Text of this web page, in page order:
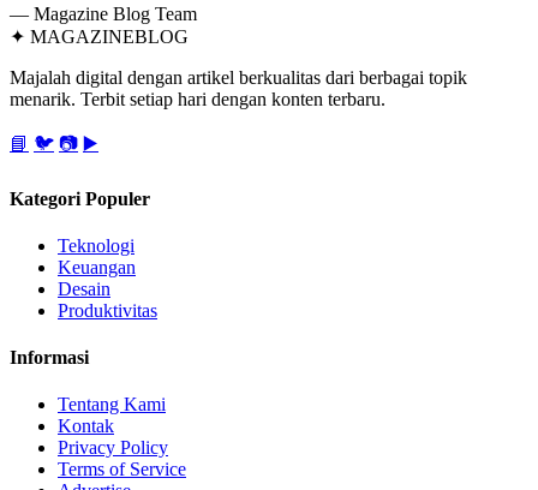
— Magazine Blog Team
✦ MAGAZINEBLOG
Majalah digital dengan artikel berkualitas dari berbagai topik
menarik. Terbit setiap hari dengan konten terbaru.
📘 🐦 📷 ▶️
Kategori Populer
Teknologi
Keuangan
Desain
Produktivitas
Informasi
Tentang Kami
Kontak
Privacy Policy
Terms of Service